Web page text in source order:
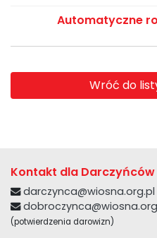
Automatyczne
Wróć do
Kontakt dla Darczyńców
darczynca@wiosna.org.pl
(potwierdzenia darowizn)